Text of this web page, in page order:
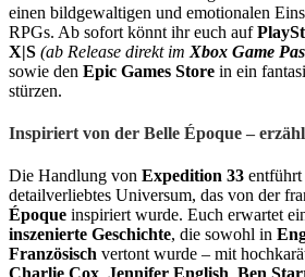
einen bildgewaltigen und emotionalen
RPGs. Ab sofort könnt ihr euch auf
X|S (ab Release direkt im Xbox Game
sowie den Epic Games Store in ein
stürzen.
Inspiriert von der Belle Époque –
Die Handlung von Expedition 33 entführt
detailverliebtes Universum, das von der
Époque inspiriert wurde. Euch erwartet
inszenierte Geschichte, die sowohl in
Französisch vertont wurde – mit